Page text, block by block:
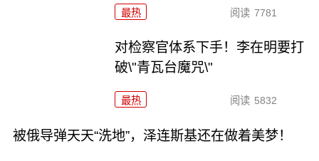
最热 阅读 7781
对检察官体系下手！李在明要打
破\"青瓦台魔咒\"
最热 阅读 5832
被俄导弹天天“洗地”，泽连斯基还在做着美梦！